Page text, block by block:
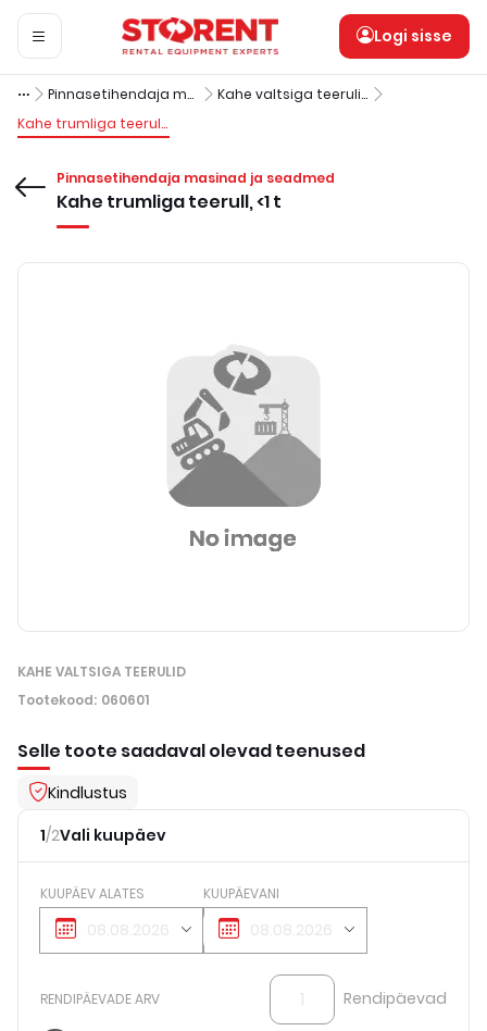
Logi sisse
Pinnasetihendaja masinad ja seadmed
Kahe valtsiga teerulid
Kahe trumliga teerull, <1 t
Pinnasetihendaja masinad ja seadmed
Kahe trumliga teerull, <1 t
KAHE VALTSIGA TEERULID
Tootekood: 060601
Selle toote saadaval olevad teenused
Kindlustus
1/2Vali kuupäev
KUUPÄEV ALATES KUUPÄEVANI
RENDIPÄEVADE ARV Rendipäevad